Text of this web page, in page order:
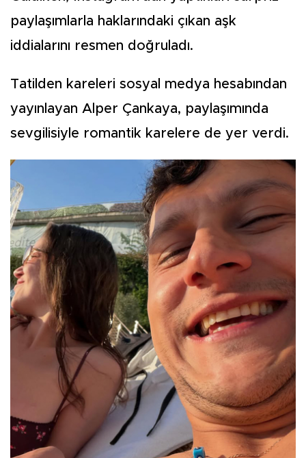
paylaşımlarla haklarındaki çıkan aşk
iddialarını resmen doğruladı.
Tatilden kareleri sosyal medya hesabından
yayınlayan Alper Çankaya, paylaşımında
sevgilisiyle romantik karelere de yer verdi.